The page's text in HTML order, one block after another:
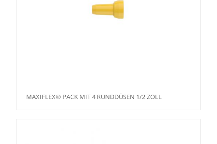
MAXIFLEX® PACK MIT 4 RUNDDÜSEN 1/2 ZOLL